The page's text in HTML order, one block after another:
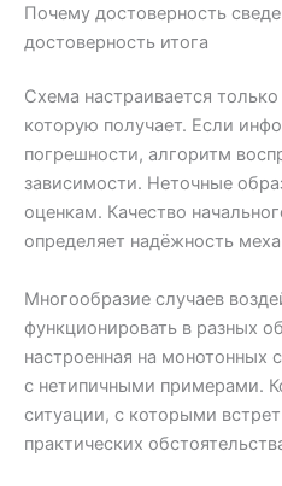
Почему достоверность
достоверность итога
Схема настраивается
которую получает. Если
погрешности, алгоритм
зависимости. Неточные
оценкам. Качество
определяет надёжность
Многообразие случаев
функционировать в разных
настроенная на монотонных
с нетипичными примерами.
ситуации, с которыми
практических